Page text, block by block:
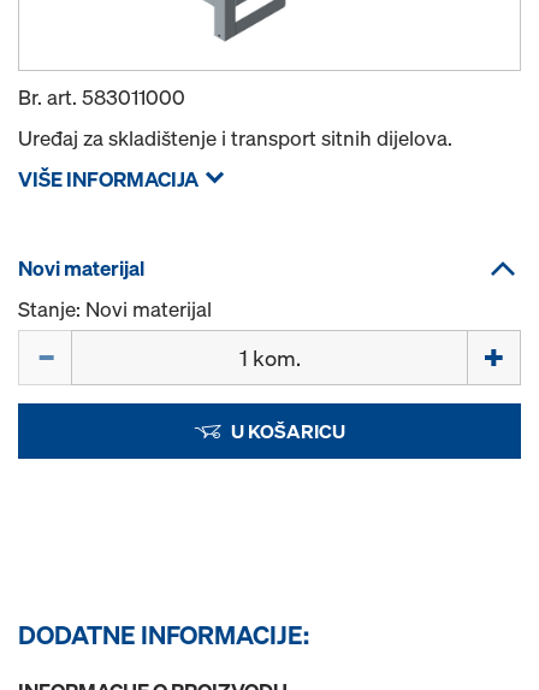
Br. art. 583011000
Uređaj za skladištenje i transport sitnih dijelova.
VIŠE INFORMACIJA
Novi materijal
Stanje: Novi materijal
U KOŠARICU
DODATNE INFORMACIJE: